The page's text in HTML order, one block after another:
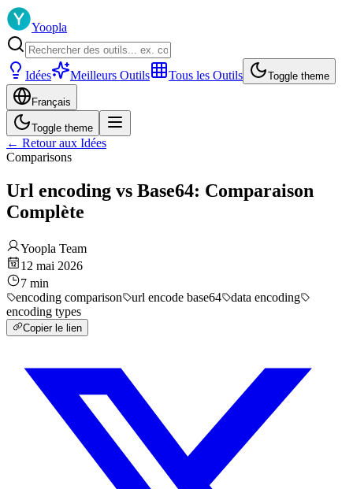
Yoopla
Idées Meilleurs Outils Tous les Outils Toggle theme
Français
Toggle theme
← Retour aux Idées
Comparisons
Url encoding vs Base64: Comparaison
Complète
Yoopla Team
12 mai 2026
7 min
encoding comparison
url encode base64
data encoding
encoding types
Copier le lien